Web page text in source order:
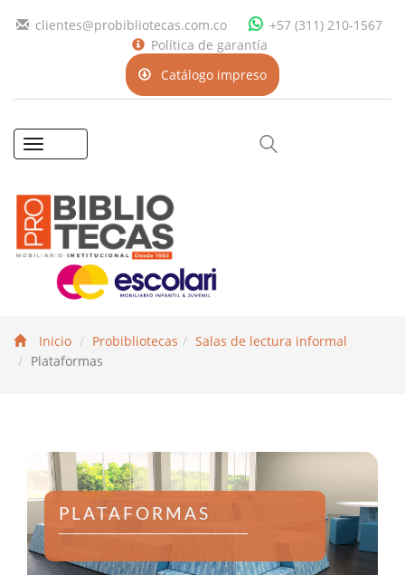
clientes@probibliotecas.com.co
+57 (311) 210-1567
Política de garantía
Catálogo impreso
Inicio Probibliotecas
Salas de lectura informal
Plataformas
PLATAFORMAS